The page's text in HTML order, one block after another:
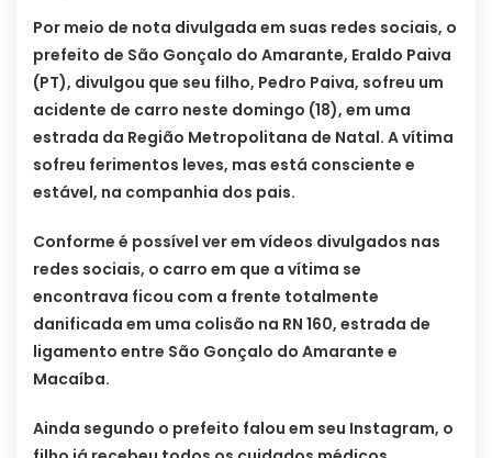
Por meio de nota divulgada em suas redes sociais, o
prefeito de São Gonçalo do Amarante, Eraldo Paiva
(PT), divulgou que seu filho, Pedro Paiva, sofreu um
acidente de carro neste domingo (18), em uma
estrada da Região Metropolitana de Natal. A vítima
sofreu ferimentos leves, mas está consciente e
estável, na companhia dos pais.
Conforme é possível ver em vídeos divulgados nas
redes sociais, o carro em que a vítima se
encontrava ficou com a frente totalmente
danificada em uma colisão na RN 160, estrada de
ligamento entre São Gonçalo do Amarante e
Macaíba.
Ainda segundo o prefeito falou em seu Instagram, o